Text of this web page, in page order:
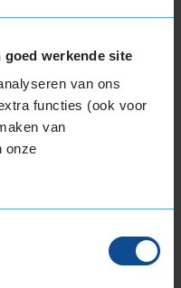
werkende site
van ons
functies (ook voor
van
onze